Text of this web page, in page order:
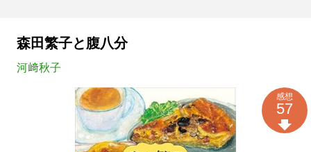
森田繁子と腹八分
河﨑秋子
感想
57